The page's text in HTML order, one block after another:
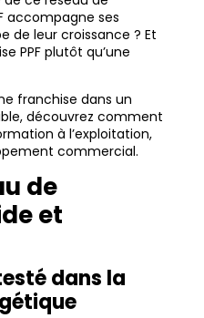
accompagne ses
de leur croissance ? Et
PPF plutôt qu’une
franchise dans un
découvrez comment
à l’exploitation,
commercial.
de
et
dans la